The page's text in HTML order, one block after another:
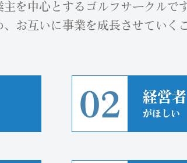
主を中心とするゴルフサークルで
お互いに事業を成長させていく
02 経営者
がほしい